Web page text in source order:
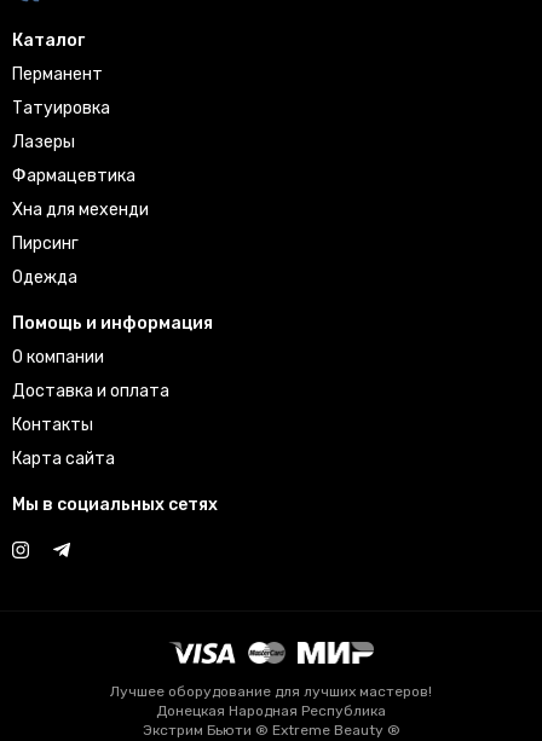
Каталог
Перманент
Татуировка
Лазеры
Фармацевтика
Хна для мехенди
Пирсинг
Одежда
Помощь и информация
О компании
Доставка и оплата
Контакты
Карта сайта
Мы в социальных сетях
Лучшее оборудование для лучших мастеров!
Донецкая Народная Республика
Экстрим Бьюти ® Extreme Beauty ®